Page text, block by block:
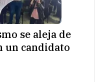
se aleja de
un candidato